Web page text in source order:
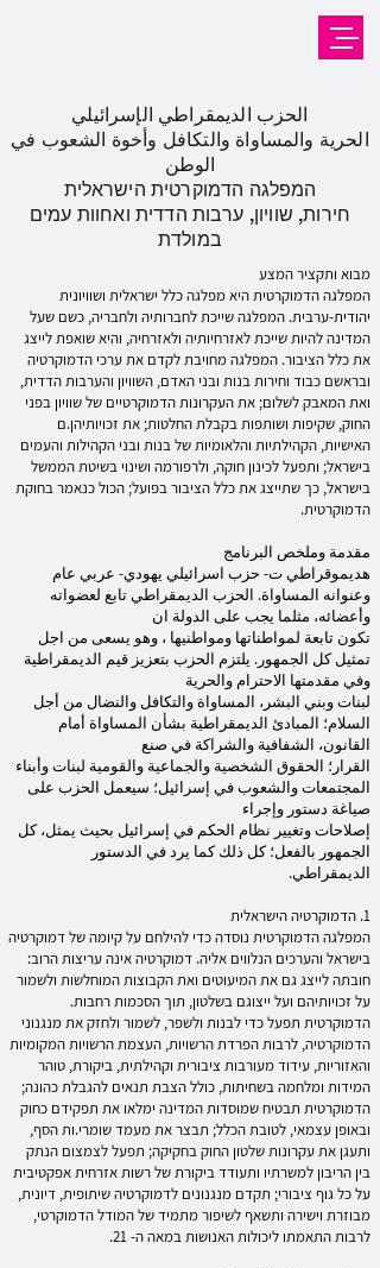
الحزب الديمقراطي الإسرائيلي
الحرية والمساواة والتكافل وأخوة الشعوب في
الوطن
המפלגה הדמוקרטית הישראלית
חירות, שוויון, ערבות הדדית ואחוות עמים
במולדת
מבוא ותקציר המצע
המפלגה הדמוקרטית היא מפלגה כלל ישראלית ושוויונית
יהודית-ערבית. המפלגה שייכת לחברותיה ולחבריה, כשם שעל
המדינה להיות שייכת לאזרחיותיה ולאזרחיה, והיא שואפת לייצג
את כלל הציבור. המפלגה מחויבת לקדם את ערכי הדמוקרטיה
ובראשם כבוד וחירות בנות ובני האדם, השוויון והערבות הדדית,
ואת המאבק לשלום; את העקרונות הדמוקרטיים של שוויון בפני
החוק, שקיפות ושותפות בקבלת החלטות; את זכויותיהן.ם
האישיות, הקהילתיות והלאומיות של בנות ובני הקהילות והעמים
בישראל; ותפעל לכינון חוקה, ולרפורמה ושינוי בשיטת הממשל
בישראל, כך שתייצג את כלל הציבור בפועל; הכול כנאמר בחוקת
הדמוקרטית.
مقدمة وملخص البرنامج
هديموقراطي ت- حزب اسرائيلي يهودي- عربي عام
وعنوانه المساواة. الحزب الديمقراطي تابع لعضواته
وأعضائه، مثلما يجب على الدولة ان
تكون تابعة لمواطناتها ومواطنيها ، وهو يسعى من اجل
تمثيل كل الجمهور. يلتزم الحزب بتعزيز قيم الديمقراطية
وفي مقدمتها الاحترام والحرية
لبنات وبني البشر، المساواة والتكافل والنضال من أجل
السلام؛ المبادئ الديمقراطية بشأن المساواة أمام
القانون، الشفافية والشراكة في صنع
القرار؛ الحقوق الشخصية والجماعية والقومية لبنات وأبناء
المجتمعات والشعوب في إسرائيل؛ سيعمل الحزب على
صياغة دستور وإجراء
إصلاحات وتغيير نظام الحكم في إسرائيل بحيث يمثل، كل
الجمهور بالفعل؛ كل ذلك كما يرد في الدستور
الديمقراطي.
1. הדמוקרטיה הישראלית
המפלגה הדמוקרטית נוסדה כדי להילחם על קיומה של דמוקרטיה
בישראל והערכים הנלווים אליה. דמוקרטיה אינה עריצות הרוב:
חובתה לייצג גם את המיעוטים ואת הקבוצות המוחלשות ולשמור
על זכויותיהם ועל ייצוגם בשלטון, תוך הסכמות רחבות.
הדמוקרטית תפעל כדי לבנות ולשפר, לשמור ולחזק את מנגנוני
הדמוקרטיה, לרבות הפרדת הרשויות, העצמת הרשויות המקומיות
והאזוריות, עידוד מעורבות ציבורית וקהילתית, ביקורת, טוהר
המידות ומלחמה בשחיתות, כולל הצבת תנאים להגבלת כהונה;
הדמוקרטית תבטיח שמוסדות המדינה ימלאו את תפקידם כחוק
ובאופן עצמאי, לטובת הכלל; תבצר את מעמד שומרי.ות הסף,
ותעגן את עקרונות שלטון החוק בחקיקה; תפעל לצמצום הנתק
בין הריבון למשרתיו ותעודד ביקורת של רשות אזרחית אפקטיבית
על כל גוף ציבורי; תקדם מנגנונים לדמוקרטיה שיתופית, דיונית,
מבוזרת וישירה ותשאף לשיפור מתמיד של המודל הדמוקרטי,
לרבות התאמתו ליכולות האנושות במאה ה- 21.